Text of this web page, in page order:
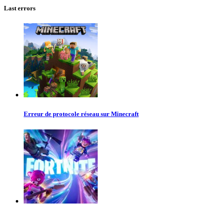
Last errors
Erreur de protocole réseau sur Minecraft